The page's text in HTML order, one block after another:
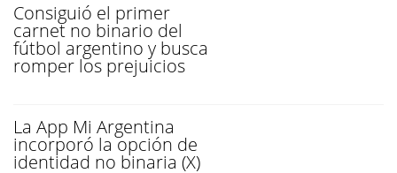
Consiguió el primer
carnet no binario del
fútbol argentino y busca
romper los prejuicios
La App Mi Argentina
incorporó la opción de
identidad no binaria (X)